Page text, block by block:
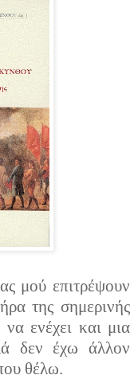
μού επιτρέψουν
της σημερινής
ενέχει και μια
δεν έχω άλλον
θέλω.